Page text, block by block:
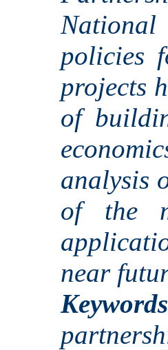
policies
projects
of
analysis
of the
near
Keywords